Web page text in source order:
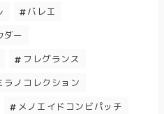
バレエ
ダー
フレグランス
ラノコレクション
メノエイドコンビパッチ